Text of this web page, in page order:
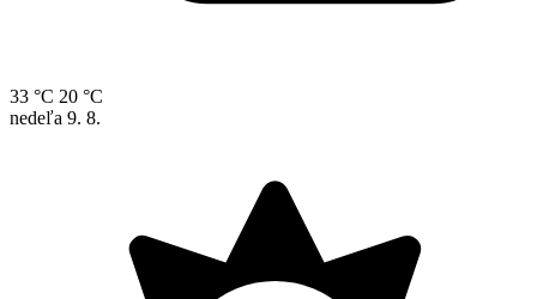
33 °C 20 °C
nedeľa 9. 8.